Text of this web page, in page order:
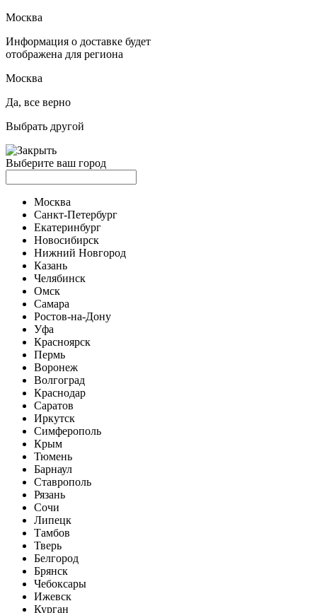
Москва
Информация о доставке будет
отображена для региона
Москва
Да, все верно
Выбрать другой
Выберите ваш город
Москва
Санкт-Петербург
Екатеринбург
Новосибирск
Нижний Новгород
Казань
Челябинск
Омск
Самара
Ростов-на-Дону
Уфа
Красноярск
Пермь
Воронеж
Волгоград
Краснодар
Саратов
Иркутск
Симферополь
Крым
Тюмень
Барнаул
Ставрополь
Рязань
Сочи
Липецк
Тамбов
Тверь
Белгород
Брянск
Чебоксары
Ижевск
Курган